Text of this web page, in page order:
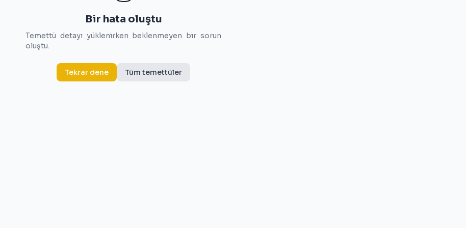
Bir hata oluştu
Temettü detayı yüklenirken beklenmeyen bir sorun
oluştu.
Tekrar dene Tüm temettüler